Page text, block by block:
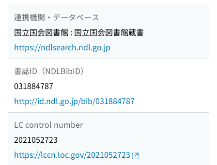
連携機関・データベース
国立国会図書館 : 国立国会図書館蔵書
https://ndlsearch.ndl.go.jp
書誌ID（NDLBibID）
031884787
http://id.ndl.go.jp/bib/031884787
LC control number
2021052723
https://lccn.loc.gov/2021052723